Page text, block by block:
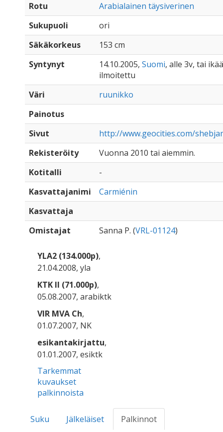
Rotu
Arabialainen täysiverinen
Sukupuoli
ori
Säkäkorkeus
153 cm
Syntynyt
14.10.2005, Suomi, alle 3v, tai
ilmoitettu
Väri
ruunikko
Painotus
Sivut
http://www.geocities.com/
Rekisteröity
Vuonna 2010 tai aiemmin.
Kotitalli
-
Kasvattajanimi
Carmiénin
Kasvattaja
Omistajat
Sanna P. (VRL-01124)
YLA2 (134.000p),
21.04.2008, yla
KTK II (71.000p),
05.08.2007, arabiktk
VIR MVA Ch,
01.07.2007, NK
esikantakirjattu,
01.01.2007, esiktk
Tarkemmat
kuvaukset
palkinnoista
Suku Jälkeläiset
Palkinnot